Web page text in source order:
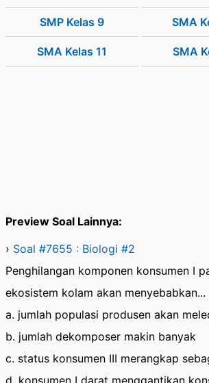
SMP Kelas 9 SMA
SMA Kelas 11 SMA
Preview Soal Lainnya:
› Soal #7655 : Biologi #2
Penghilangan komponen konsumen I
ekosistem kolam akan menyebabkan...
a. jumlah populasi produsen akan
b. jumlah dekomposer makin banyak
c. status konsumen III merangkap
d. konsumen I darat menggantikan